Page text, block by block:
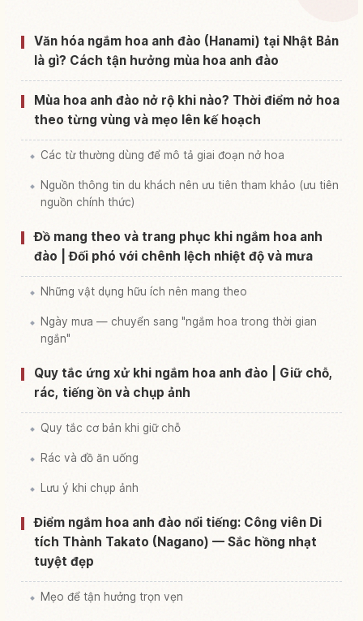
Tìm trải nghiệm tại Nhật Bản↗
Văn hóa ngắm hoa anh đào (Hanami) tại Nhật Bản
là gì? Cách tận hưởng mùa hoa anh đào
Mùa hoa anh đào nở rộ khi nào? Thời điểm nở hoa
theo từng vùng và mẹo lên kế hoạch
Các từ thường dùng để mô tả giai đoạn nở hoa
Nguồn thông tin du khách nên ưu tiên tham khảo (ưu tiên
nguồn chính thức)
Đồ mang theo và trang phục khi ngắm hoa anh
đào | Đối phó với chênh lệch nhiệt độ và mưa
Những vật dụng hữu ích nên mang theo
Ngày mưa — chuyển sang "ngắm hoa trong thời gian
ngắn"
Quy tắc ứng xử khi ngắm hoa anh đào | Giữ chỗ,
rác, tiếng ồn và chụp ảnh
Quy tắc cơ bản khi giữ chỗ
Rác và đồ ăn uống
Lưu ý khi chụp ảnh
Điểm ngắm hoa anh đào nổi tiếng: Công viên Di
tích Thành Takato (Nagano) — Sắc hồng nhạt
tuyệt đẹp
Mẹo để tận hưởng trọn vẹn